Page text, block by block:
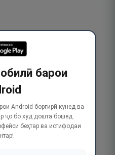
барои
Android боргирӣ кунед ва
ҷо бо худ дошта бошед.
беҳтар ва истифодаи